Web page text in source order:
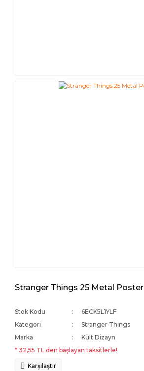
Stranger Things 25 Metal Poster
Stok Kodu
6ECK5L1YLF
Kategori
Stranger Things
Marka
Kült Dizayn
* 32,55 TL den başlayan taksitlerle!
Karşılaştır